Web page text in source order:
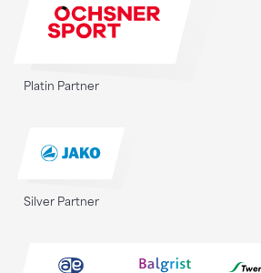
Platin Partner
Silver Partner